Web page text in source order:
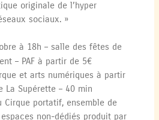
originale de l’hyper
sociaux. »
à 18h – salle des fêtes de
– PAF à partir de 5€
et arts numériques à partir
La Supérette – 40 min
Cirque portatif, ensemble de
non-dédiés produit par